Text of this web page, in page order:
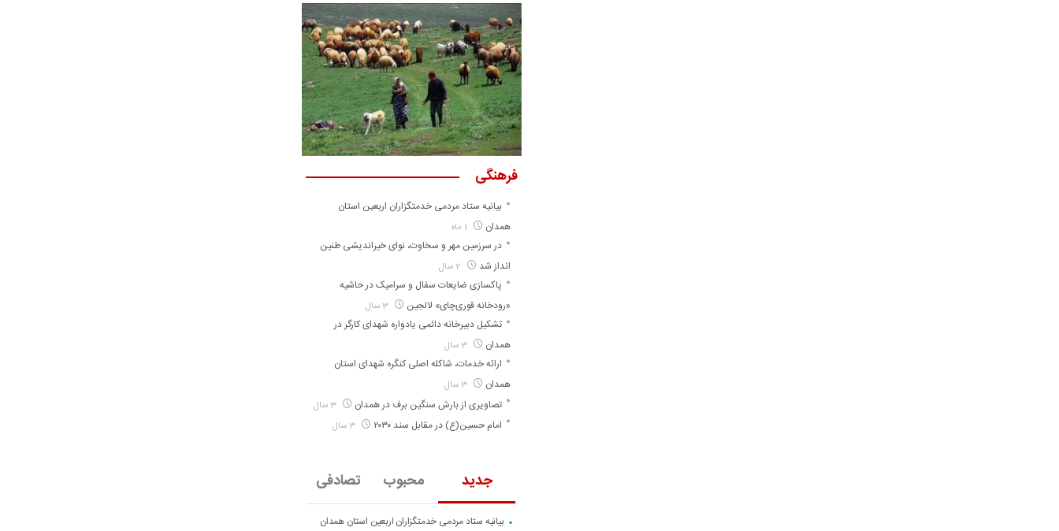
جدید محبوب تصادفی
بیانیه ستاد مردمی خدمتگزاران اربعین استان همدان
فرهنگی
بیانیه ستاد مردمی خدمتگزاران اربعین استان
همدان
در سرزمین مهر و سخاوت، نوای خیراندیشی طنین
انداز شد
پاکسازی ضایعات سفال و سرامیک در حاشیه
«رودخانه قوری‌چای» لالجین
3 سال
تشکیل دبیرخانه دائمی یادواره شهدای کارگر در
همدان
3 سال
ارائه خدمات، شاکله اصلی کنگره شهدای استان
همدان
3 سال
تصاویری از بارش سنگین برف در همدان 3 سال
امام حسین(ع) در مقابل سند ۲۰۳۰ 3 سال